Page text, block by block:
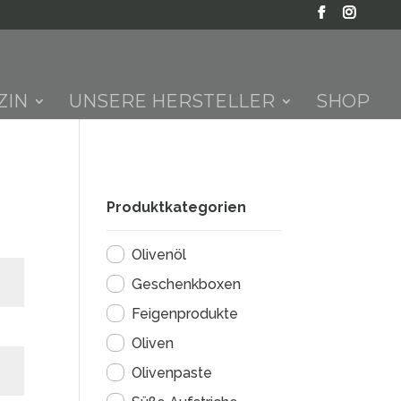
UNSERE HERSTELLER SHOP
Produktkategorien
Olivenöl
Geschenkboxen
Feigenprodukte
Oliven
Olivenpaste